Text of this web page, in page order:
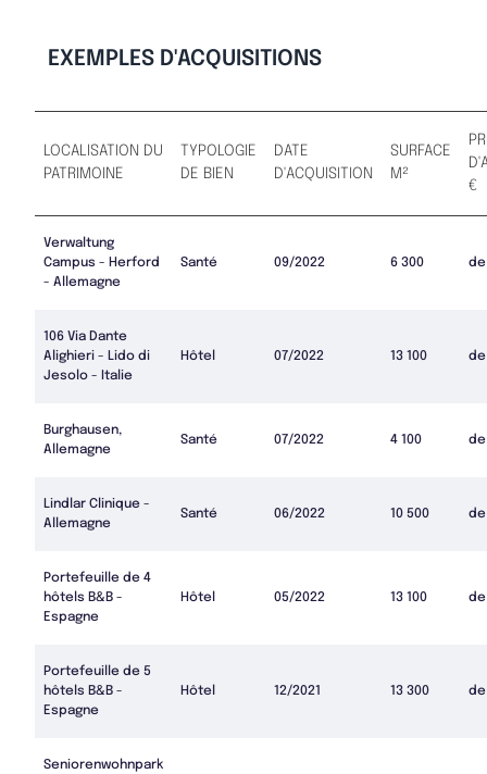
EXEMPLES D'ACQUISITIONS
LOCALISATION DU
PATRIMOINE
TYPOLOGIE
DE BIEN
DATE
D'ACQUISITION
SURFACE
M²
€
Verwaltung
Campus - Herford
- Allemagne
Santé 09/2022 6 300 de
106 Via Dante
Alighieri - Lido di
Jesolo - Italie
Hôtel 07/2022 13 100 de
Burghausen,
Allemagne
Santé 07/2022 4 100 de
Lindlar Clinique -
Allemagne
Santé 06/2022 10 500 de
Portefeuille de 4
hôtels B&B -
Espagne
Hôtel 05/2022 13 100 de
Portefeuille de 5
hôtels B&B -
Espagne
Hôtel 12/2021 13 300 de
Seniorenwohnpark